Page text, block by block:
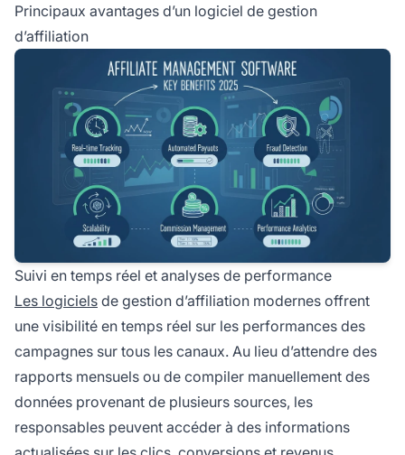
Principaux avantages d’un logiciel de gestion
d’affiliation
Suivi en temps réel et analyses de performance
Les logiciels de gestion d’affiliation modernes offrent
une visibilité en temps réel sur les performances des
campagnes sur tous les canaux. Au lieu d’attendre des
rapports mensuels ou de compiler manuellement des
données provenant de plusieurs sources, les
responsables peuvent accéder à des informations